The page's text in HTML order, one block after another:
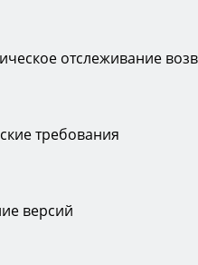
отслеживание
требования
версий